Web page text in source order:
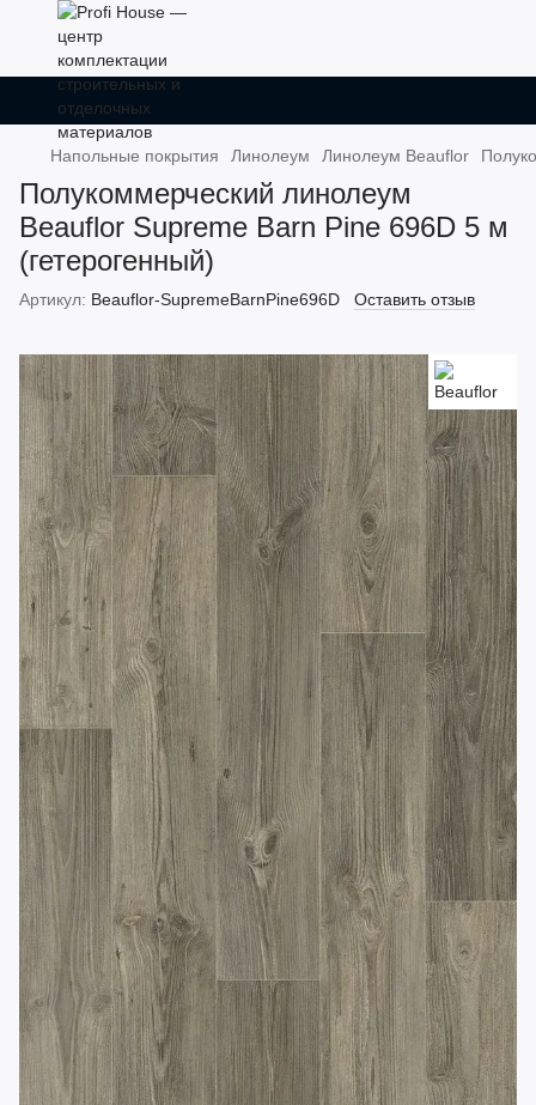
Напольные покрытия Линолеум Линолеум Beauflor
Полукоммерческий линолеум
Beauflor Supreme Barn Pine 696D 5 м ​​
(гетерогенный)
Артикул: Beauflor-SupremeBarnPine696D Оставить отзыв